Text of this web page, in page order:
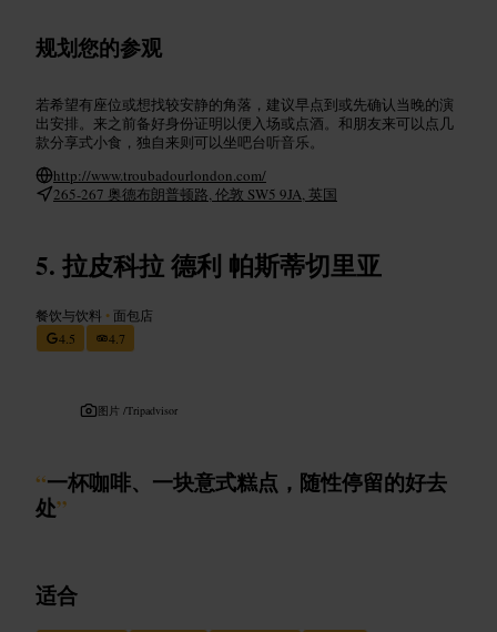
规划您的参观
若希望有座位或想找较安静的角落，建议早点到或先确认当晚的演
出安排。来之前备好身份证明以便入场或点酒。和朋友来可以点几
款分享式小食，独自来则可以坐吧台听音乐。
http://www.troubadourlondon.com/
265-267 奥德布朗普顿路, 伦敦 SW5 9JA, 英国
拉皮科拉 德利 帕斯蒂切里亚
餐饮与饮料 • 面包店
4.5
4.7
图片 /Tripadvisor
“一杯咖啡、一块意式糕点，随性停留的好去
处”
适合